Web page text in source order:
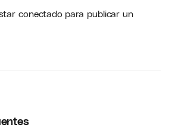
conectadopara publicar un